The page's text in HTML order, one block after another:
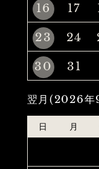
16
17
23
24
30
31
翌月(2026年
日 月